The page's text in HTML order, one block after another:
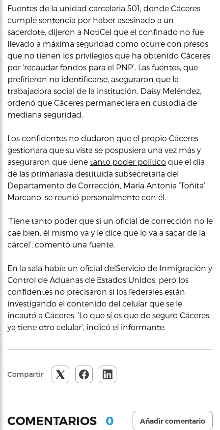
Fuentes de la unidad carcelaria 501, donde Cáceres
cumple sentencia por haber asesinado a un
sacerdote, dijeron a NotiCel que el confinado no fue
llevado a máxima seguridad como ocurre con presos
que no tienen los privilegios que ha obtenido Cáceres
por ‘recaudar fondos para el PNP’. Las fuentes, que
prefirieron no identificarse, aseguraron que la
trabajadora social de la institución, Daisy Meléndez,
ordenó que Cáceres permaneciera en custodia de
mediana seguridad.
Los confidentes no dudaron que el propio Cáceres
gestionara que su vista se pospusiera una vez más y
aseguraron que tiene tanto poder político que el día
de las primariasla destituida subsecretaria del
Departamento de Corrección, María Antonia ‘Toñita’
Marcano, se reunió personalmente con él.
‘Tiene tanto poder que si un oficial de corrección no le
cae bien, él mismo va y le dice que lo va a sacar de la
cárcel’, comentó una fuente.
En la sala había un oficial delServicio de Inmigración y
Control de Aduanas de Estados Unidos, pero los
confidentes no precisaron si los federales están
investigando el contenido del celular que se le
incautó a Cáceres. ‘Lo que sí es que de seguro Cáceres
ya tiene otro celular’, indicó el informante.
Compartir
COMENTARIOS 0 Añadir comentario